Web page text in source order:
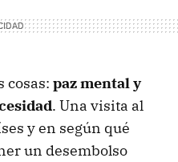
cosas: paz mental y
. Una visita al
y en según qué
un desembolso